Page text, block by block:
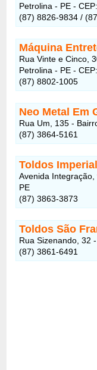
Petrolina - PE -
(87) 8826-9834 /
Máquina
Rua Vinte e Cinco,
Petrolina - PE -
(87) 8802-1005
Neo Metal Em
Rua Um, 135 -
(87) 3864-5161
Toldos Imperial
Avenida
PE
(87) 3863-3873
Toldos São
Rua Sizenando, 32
(87) 3861-6491